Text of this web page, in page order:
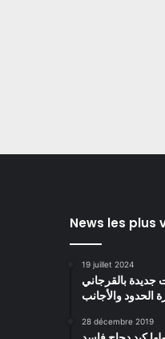
News les plus
19 juillet 2024
جديدة بالقرجاني
الحدود والأجانب
28 décembre 2019